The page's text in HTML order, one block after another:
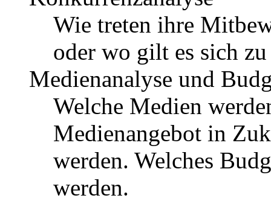
Wie treten ihre
oder wo gilt es sich
Medienanalyse und
Welche Medien
Medienangebot in
werden. Welches
werden.